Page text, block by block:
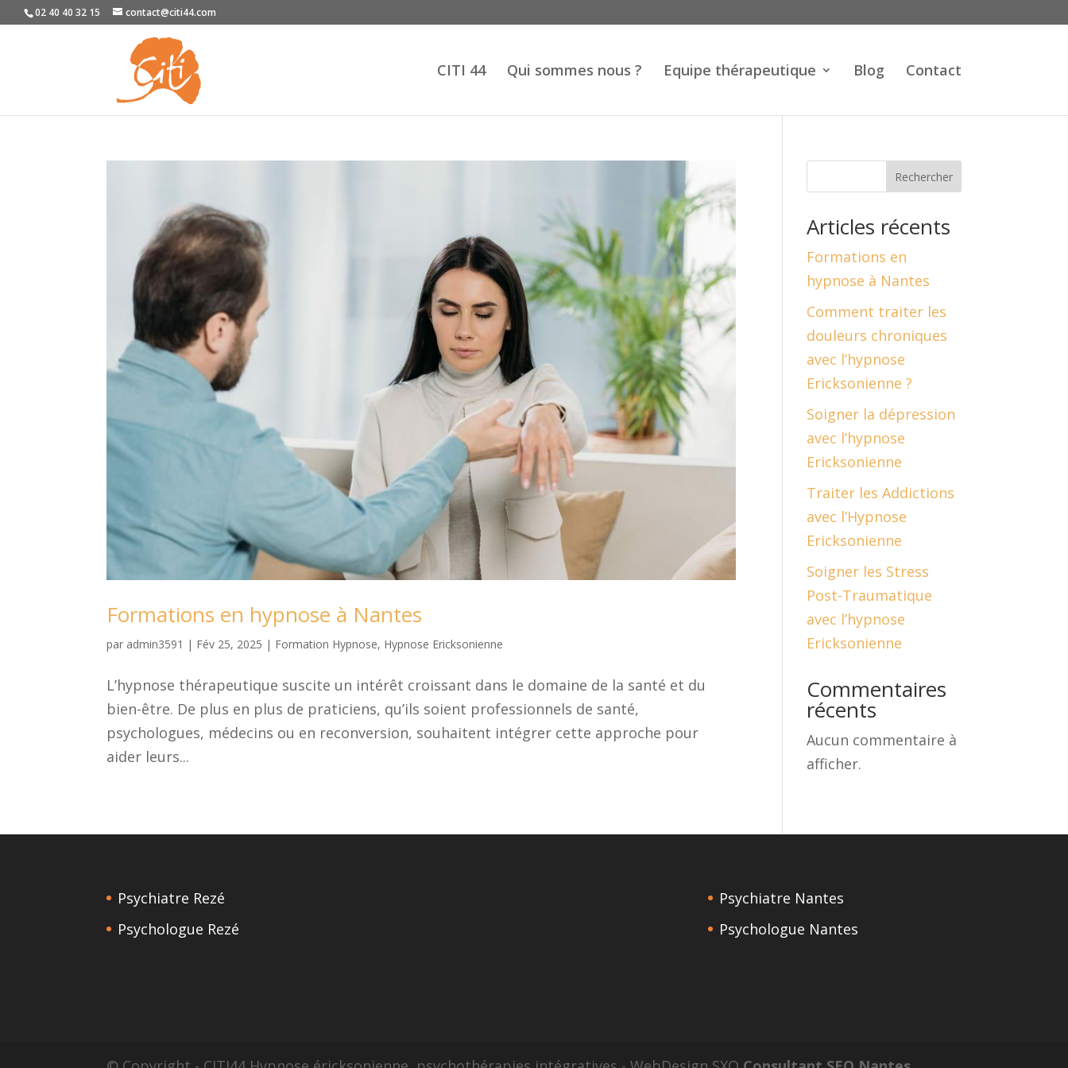
02 40 40 32 15 contact@citi44.com
CITI 44 Qui sommes nous ? Equipe thérapeutique Blog Contact
Formations en hypnose à Nantes
par admin3591 | Fév 25, 2025 | Formation Hypnose, Hypnose Ericksonienne
L’hypnose thérapeutique suscite un intérêt croissant dans le domaine de la santé et du
bien-être. De plus en plus de praticiens, qu’ils soient professionnels de santé,
psychologues, médecins ou en reconversion, souhaitent intégrer cette approche pour
aider leurs...
Rechercher
Articles récents
Formations en
hypnose à Nantes
Comment traiter les
douleurs chroniques
avec l’hypnose
Ericksonienne ?
Soigner la dépression
avec l’hypnose
Ericksonienne
Traiter les Addictions
avec l’Hypnose
Ericksonienne
Soigner les Stress
Post-Traumatique
avec l’hypnose
Ericksonienne
Commentaires
récents
Aucun commentaire à
afficher.
Psychiatre Rezé
Psychologue Rezé
Psychiatre Nantes
Psychologue Nantes